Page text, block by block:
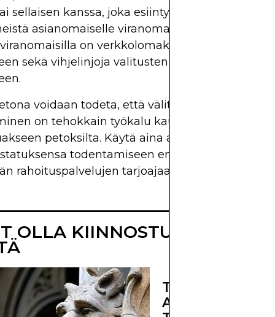
sellaisen kanssa, joka esiintyy säännellynä
asianomaiselle viranomaiselle. Useimmilla
on verkkolomakkeita kuluttajien
sekä vihjelinjoja valitusten ja tutkimusten
voidaan todeta, että välittäjän toimiluvan
on tehokkain työkalu kauppiaan
petoksilta. Käytä aina aikaa heidän
todentamiseen ennen kuin otat
rahoituspalvelujen tarjoajaan.
OLLA KIINNOSTUNUT MYÖS
TÄRKEIMMÄT
ASIAT, JOTKA